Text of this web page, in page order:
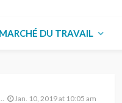
MARCHÉ DU TRAVAIL
Jan. 10, 2019 at 10:05 am